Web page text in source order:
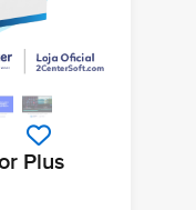
Plus